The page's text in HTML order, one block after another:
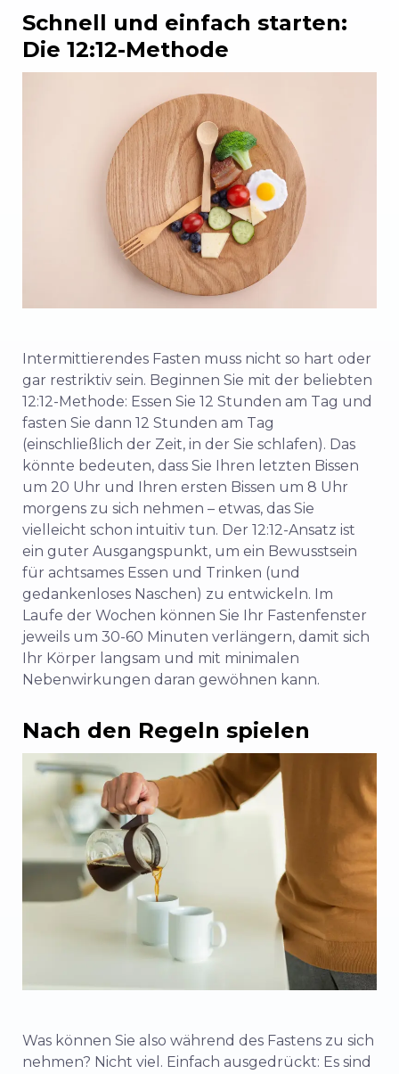
Schnell und einfach starten:
Die 12:12-Methode
Intermittierendes Fasten muss nicht so hart oder
gar restriktiv sein. Beginnen Sie mit der beliebten
12:12-Methode: Essen Sie 12 Stunden am Tag und
fasten Sie dann 12 Stunden am Tag
(einschließlich der Zeit, in der Sie schlafen). Das
könnte bedeuten, dass Sie Ihren letzten Bissen
um 20 Uhr und Ihren ersten Bissen um 8 Uhr
morgens zu sich nehmen – etwas, das Sie
vielleicht schon intuitiv tun. Der 12:12-Ansatz ist
ein guter Ausgangspunkt, um ein Bewusstsein
für achtsames Essen und Trinken (und
gedankenloses Naschen) zu entwickeln. Im
Laufe der Wochen können Sie Ihr Fastenfenster
jeweils um 30-60 Minuten verlängern, damit sich
Ihr Körper langsam und mit minimalen
Nebenwirkungen daran gewöhnen kann.
Nach den Regeln spielen
Was können Sie also während des Fastens zu sich
nehmen? Nicht viel. Einfach ausgedrückt: Es sind